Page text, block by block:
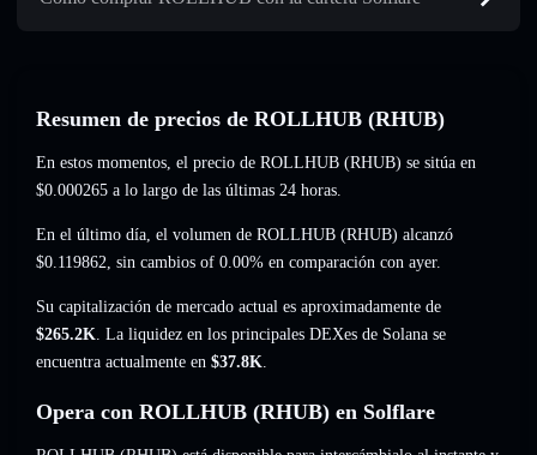
Resumen de precios de ROLLHUB (RHUB)
En estos momentos, el precio de ROLLHUB (RHUB) se sitúa en
$0.000265 a lo largo de las últimas 24 horas.
En el último día, el volumen de ROLLHUB (RHUB) alcanzó
$0.119862, sin cambios of 0.00% en comparación con ayer.
Su capitalización de mercado actual es aproximadamente de
$265.2K. La liquidez en los principales DEXes de Solana se
encuentra actualmente en $37.8K.
Opera con ROLLHUB (RHUB) en Solflare